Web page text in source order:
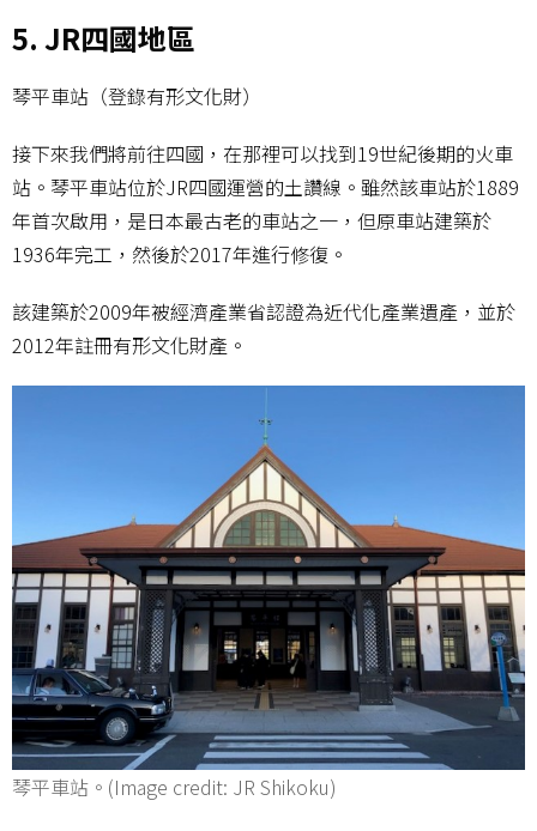
5. JR四國地區
琴平車站（登錄有形文化財）
接下來我們將前往四國，在那裡可以找到19世紀後期的火車
站。琴平車站位於JR四國運營的土讚線。雖然該車站於1889
年首次啟用，是日本最古老的車站之一，但原車站建築於
1936年完工，然後於2017年進行修復。
該建築於2009年被經濟產業省認證為近代化產業遺產，並於
2012年註冊有形文化財產。
琴平車站。(Image credit: JR Shikoku)